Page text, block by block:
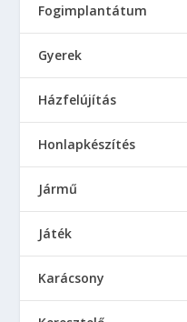
Fogimplantátum
Gyerek
Házfelújítás
Honlapkészítés
Jármű
Játék
Karácsony